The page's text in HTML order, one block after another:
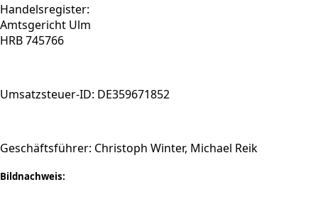
Handelsregister:
Amtsgericht Ulm
HRB 745766
Umsatzsteuer-ID: DE359671852
Geschäftsführer: Christoph Winter, Michael Reik
Bildnachweis: